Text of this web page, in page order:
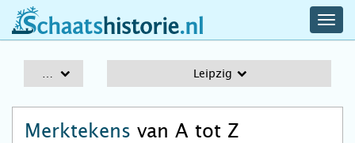
schaatshistorie.nl
Leipzig
Merktekens van A tot Z